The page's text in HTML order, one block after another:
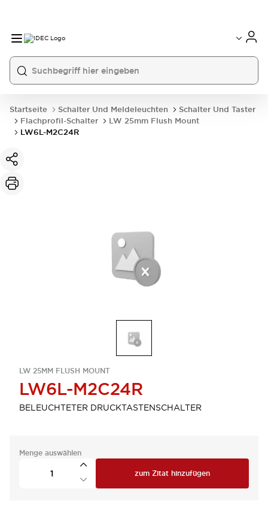
Startseite Schalter Und Meldeleuchten
Schalter Und Taster
Flachprofil-Schalter
LW 25mm Flush Mount
LW6L-M2C24R
LW 25MM FLUSH MOUNT
LW6L-M2C24R
BELEUCHTETER DRUCKTASTENSCHALTER
Menge auswählen
zum Zitat hinzufügen